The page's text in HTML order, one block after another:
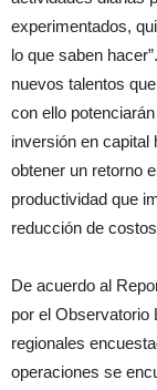
experimentados,
lo que saben
nuevos talentos
con ello
inversión en capital
obtener un retorno
productividad que
reducción de
De acuerdo al
por el Observatorio
regionales
operaciones se